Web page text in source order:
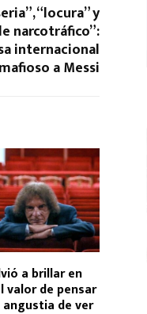
“locura” y
narcotráfico”:
internacional
a Messi
a brillar en
valor de pensar
angustia de ver